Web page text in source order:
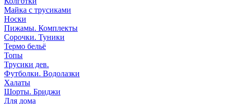
Майка с трусиками
Носки
Пижамы. Комплекты
Сорочки. Туники
Термо бельё
Топы
Трусики дев.
Футболки. Водолазки
Халаты
Шорты. Бриджи
Для дома